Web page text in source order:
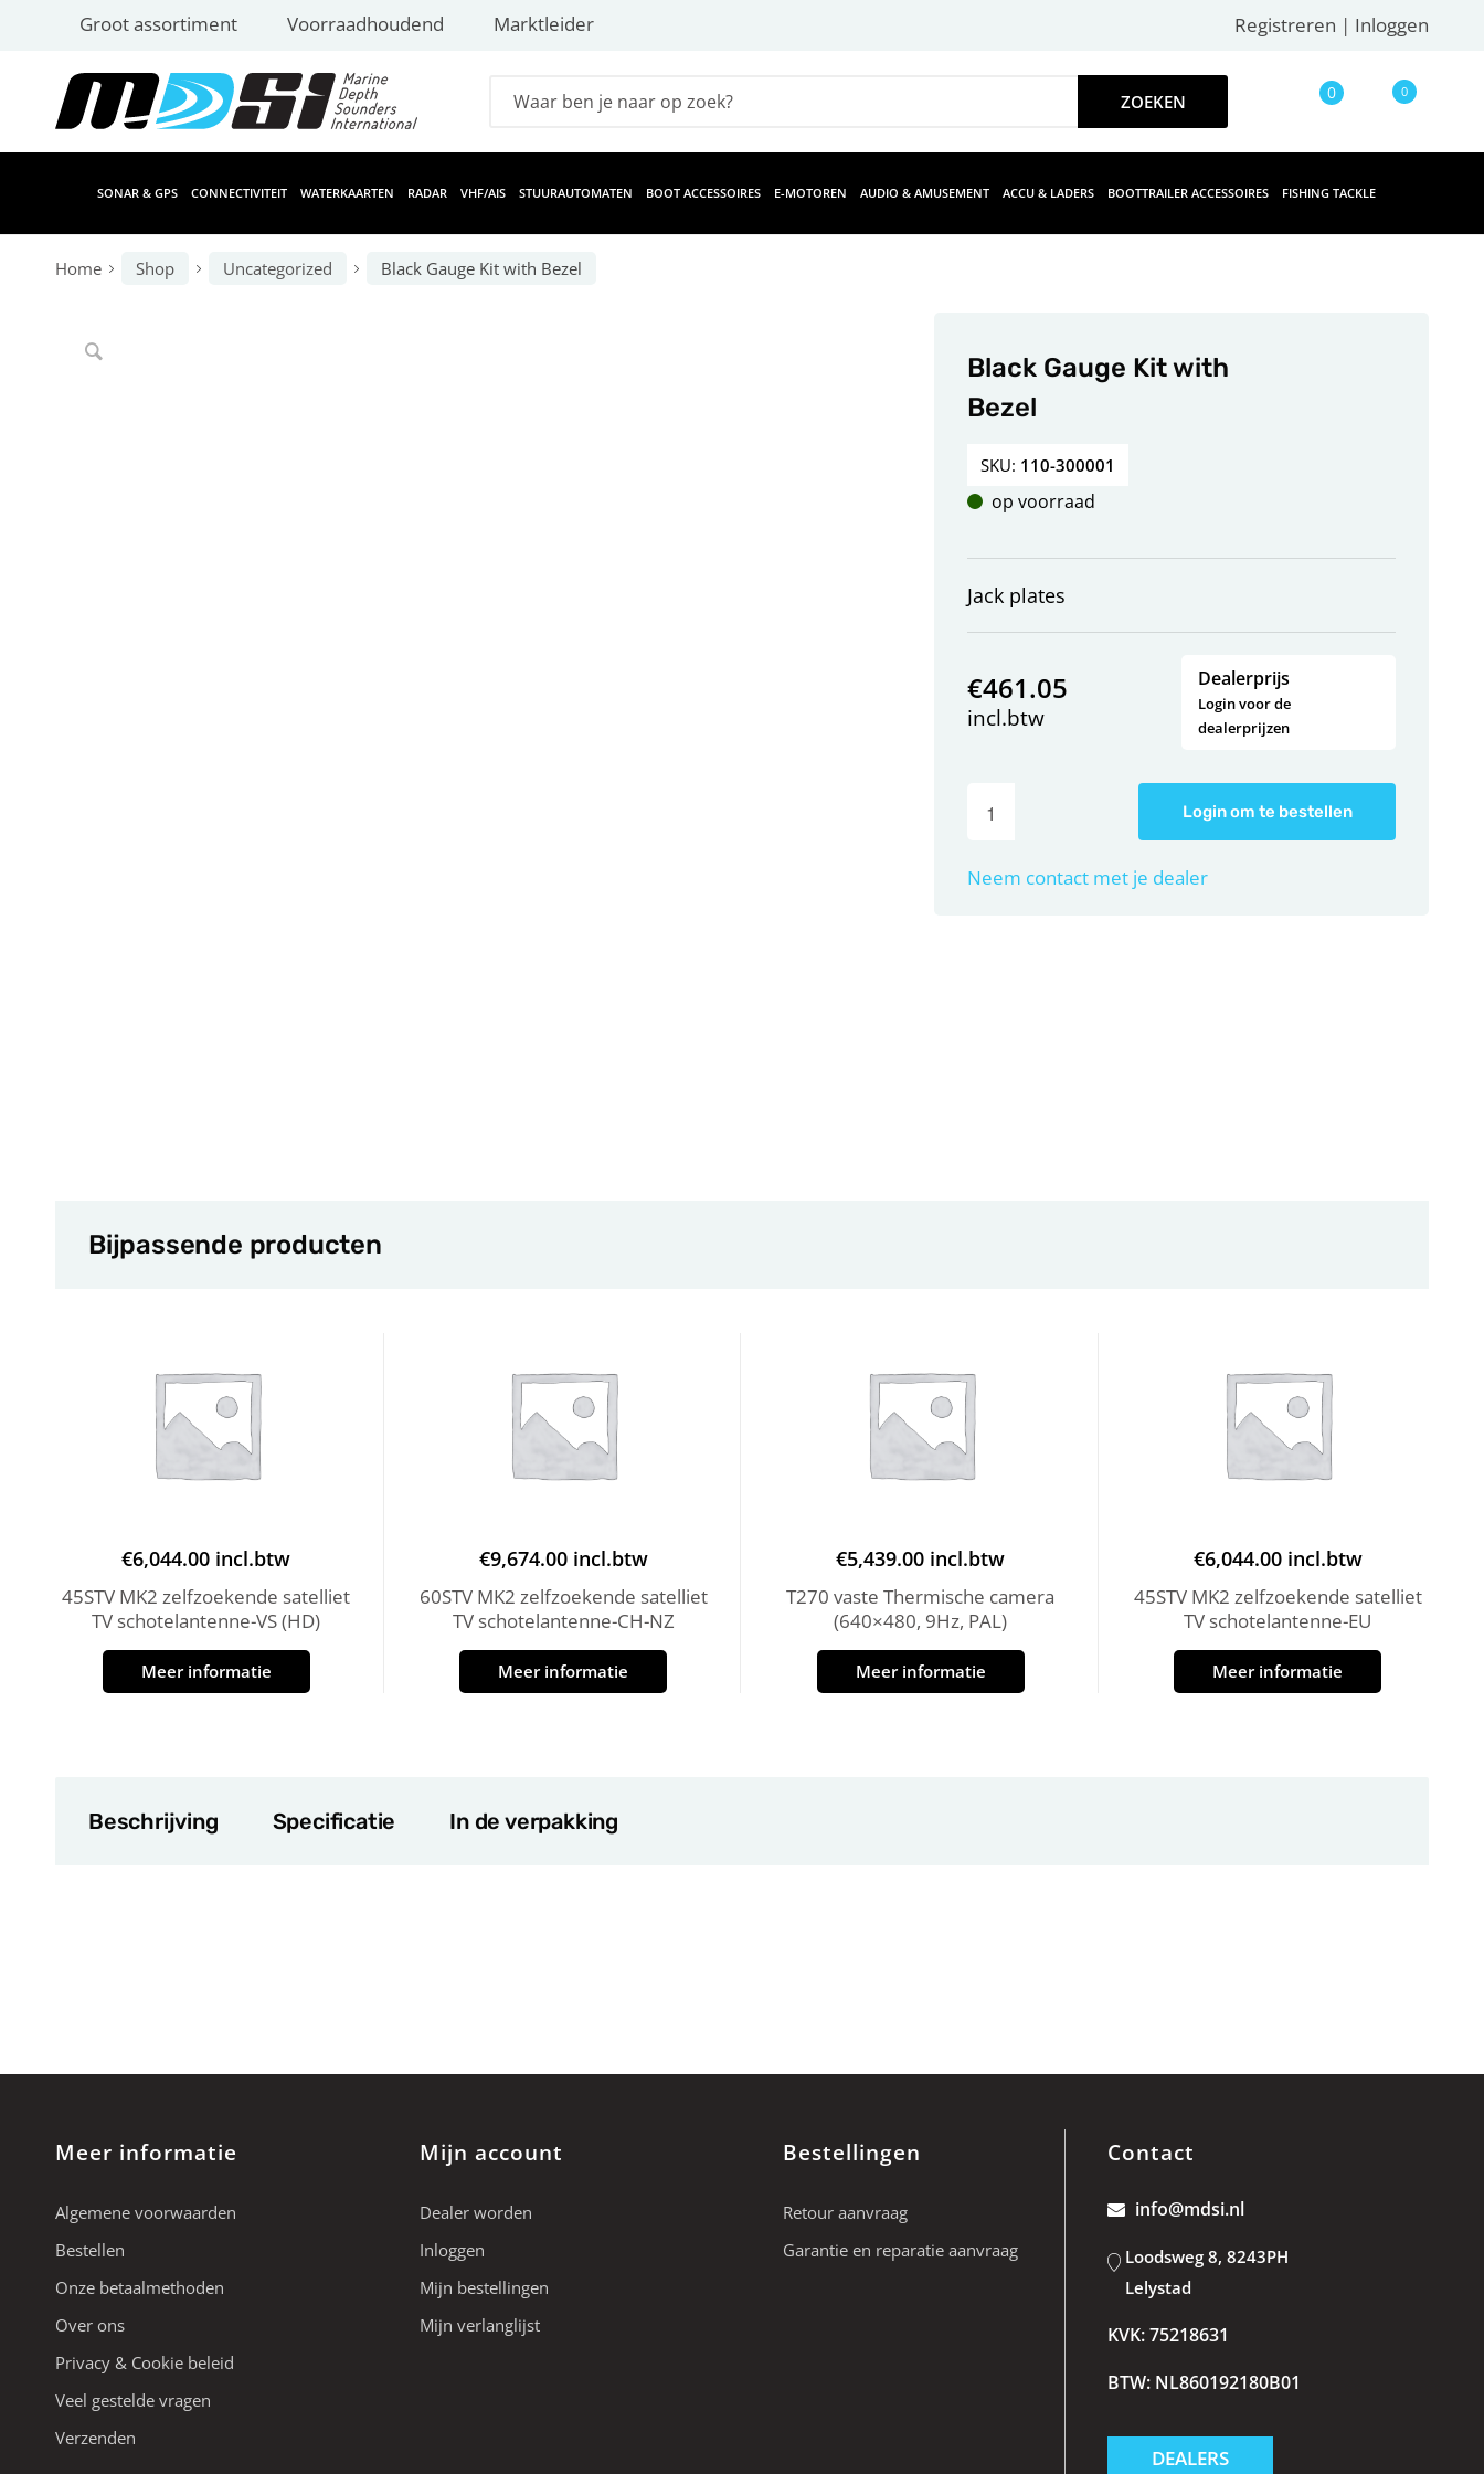
Groot assortiment Voorraadhoudend Marktleider Registreren | Inloggen
0 0
SONAR & GPS CONNECTIVITEIT WATERKAARTEN RADAR VHF/AIS STUURAUTOMATEN BOOT ACCESSOIRES E-MOTOREN AUDIO & AMUSEMENT ACCU & LADERS BOOTTRAILER ACCESSOIRES FISHING TACKLE
Home Shop Uncategorized Black Gauge Kit with Bezel
Black Gauge Kit with
Bezel
SKU: 110-300001
op voorraad
Jack plates
€461.05
incl.btw
Dealerprijs
Login voor de
dealerprijzen
Login om te bestellen
Neem contact met je dealer
Bijpassende producten
€6,044.00 incl.btw
45STV MK2 zelfzoekende satelliet
TV schotelantenne-VS (HD)
Meer informatie
€9,674.00 incl.btw
60STV MK2 zelfzoekende satelliet
TV schotelantenne-CH-NZ
Meer informatie
€5,439.00 incl.btw
T270 vaste Thermische camera
(640×480, 9Hz, PAL)
Meer informatie
€6,044.00 incl.btw
45STV MK2 zelfzoekende satelliet
TV schotelantenne-EU
Meer informatie
Beschrijving Specificatie In de verpakking
Meer informatie
Algemene voorwaarden
Bestellen
Onze betaalmethoden
Over ons
Privacy & Cookie beleid
Veel gestelde vragen
Verzenden
Mijn account
Dealer worden
Inloggen
Mijn bestellingen
Mijn verlanglijst
Bestellingen
Retour aanvraag
Garantie en reparatie aanvraag
Contact
info@mdsi.nl
Loodsweg 8, 8243PH
Lelystad
KVK: 75218631
BTW: NL860192180B01
DEALERS